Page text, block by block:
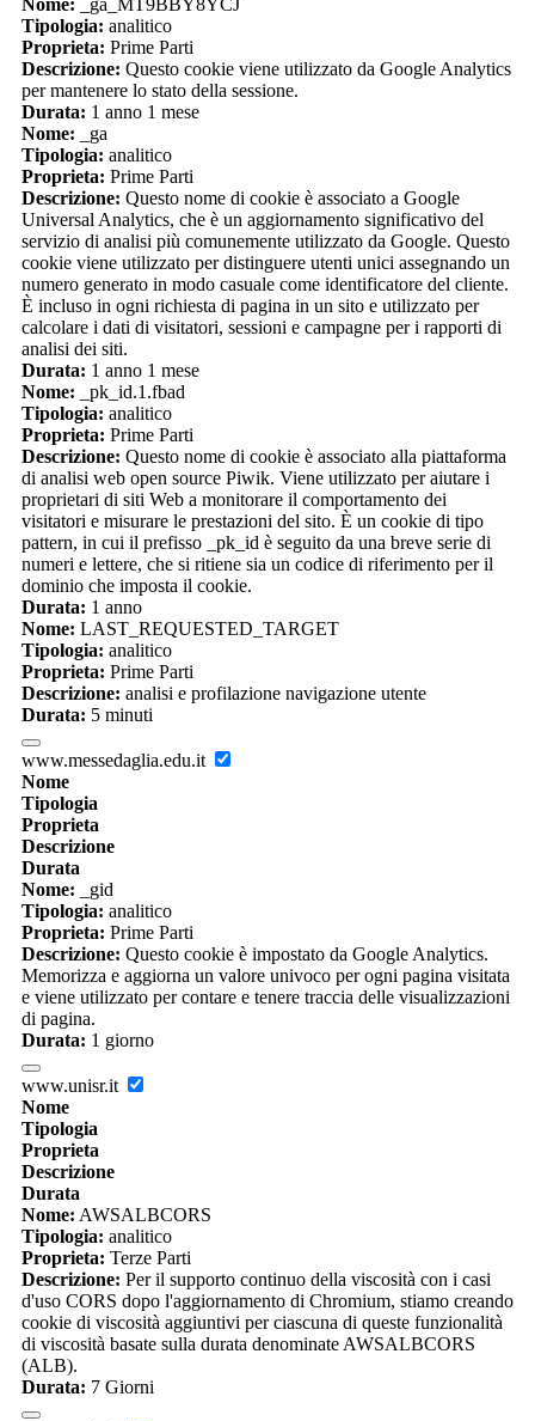
Nome: _ga_MT9BBY8YCJ
Tipologia: analitico
Proprieta: Prime Parti
Descrizione: Questo cookie viene utilizzato da Google Analytics
per mantenere lo stato della sessione.
Durata: 1 anno 1 mese
Nome: _ga
Tipologia: analitico
Proprieta: Prime Parti
Descrizione: Questo nome di cookie è associato a Google
Universal Analytics, che è un aggiornamento significativo del
servizio di analisi più comunemente utilizzato da Google. Questo
cookie viene utilizzato per distinguere utenti unici assegnando un
numero generato in modo casuale come identificatore del cliente.
È incluso in ogni richiesta di pagina in un sito e utilizzato per
calcolare i dati di visitatori, sessioni e campagne per i rapporti di
analisi dei siti.
Durata: 1 anno 1 mese
Nome: _pk_id.1.fbad
Tipologia: analitico
Proprieta: Prime Parti
Descrizione: Questo nome di cookie è associato alla piattaforma
di analisi web open source Piwik. Viene utilizzato per aiutare i
proprietari di siti Web a monitorare il comportamento dei
visitatori e misurare le prestazioni del sito. È un cookie di tipo
pattern, in cui il prefisso _pk_id è seguito da una breve serie di
numeri e lettere, che si ritiene sia un codice di riferimento per il
dominio che imposta il cookie.
Durata: 1 anno
Nome: LAST_REQUESTED_TARGET
Tipologia: analitico
Proprieta: Prime Parti
Descrizione: analisi e profilazione navigazione utente
Durata: 5 minuti
www.messedaglia.edu.it
Nome
Tipologia
Proprieta
Descrizione
Durata
Nome: _gid
Tipologia: analitico
Proprieta: Prime Parti
Descrizione: Questo cookie è impostato da Google Analytics.
Memorizza e aggiorna un valore univoco per ogni pagina visitata
e viene utilizzato per contare e tenere traccia delle visualizzazioni
di pagina.
Durata: 1 giorno
www.unisr.it
Nome
Tipologia
Proprieta
Descrizione
Durata
Nome: AWSALBCORS
Tipologia: analitico
Proprieta: Terze Parti
Descrizione: Per il supporto continuo della viscosità con i casi
d'uso CORS dopo l'aggiornamento di Chromium, stiamo creando
cookie di viscosità aggiuntivi per ciascuna di queste funzionalità
di viscosità basate sulla durata denominate AWSALBCORS
(ALB).
Durata: 7 Giorni